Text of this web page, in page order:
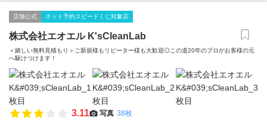
店舗公式 ネット予約スピードくじ対象店
株式会社エオエル K'sCleanLab
＜嬉しい無料見積もり＞ご新規様もリピーター様も大歓迎◎この道20年のプロがお客様の元
へ駆けつけます！
3.11 写真 38枚